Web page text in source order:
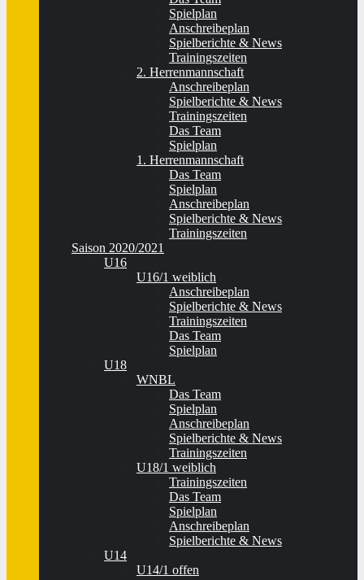
Spielplan
Anschreibeplan
Spielberichte & News
Trainingszeiten
2. Herrenmannschaft
Anschreibeplan
Spielberichte & News
Trainingszeiten
Das Team
Spielplan
1. Herrenmannschaft
Das Team
Spielplan
Anschreibeplan
Spielberichte & News
Trainingszeiten
Saison 2020/2021
U16
U16/1 weiblich
Anschreibeplan
Spielberichte & News
Trainingszeiten
Das Team
Spielplan
U18
WNBL
Das Team
Spielplan
Anschreibeplan
Spielberichte & News
Trainingszeiten
U18/1 weiblich
Trainingszeiten
Das Team
Spielplan
Anschreibeplan
Spielberichte & News
U14
U14/1 offen